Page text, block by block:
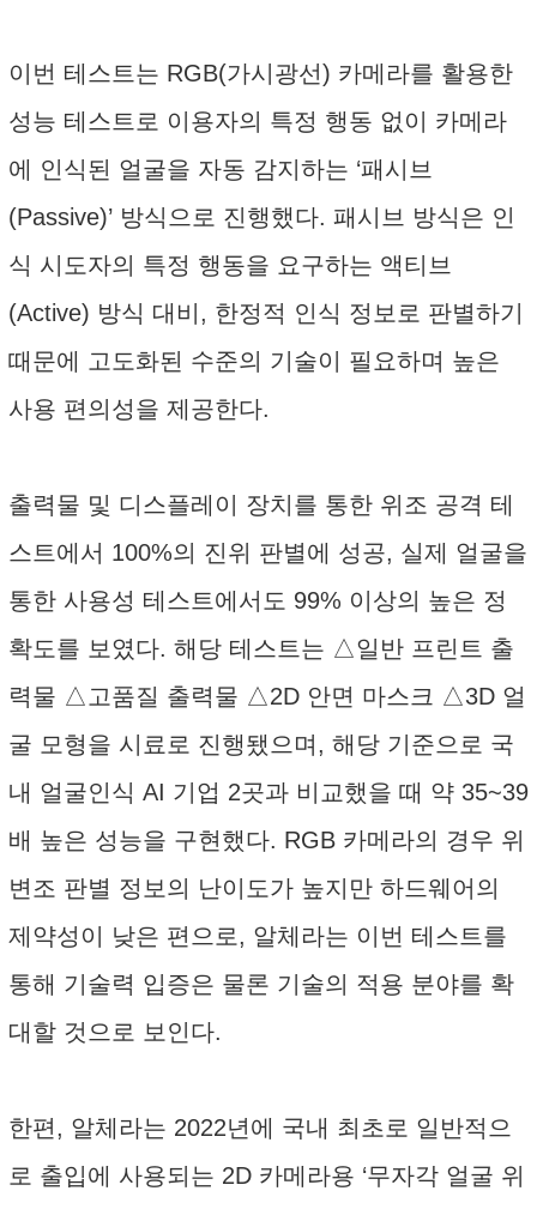
이번 테스트는 RGB(가시광선) 카메라를 활용한
성능 테스트로 이용자의 특정 행동 없이 카메라
에 인식된 얼굴을 자동 감지하는 ‘패시브
(Passive)’ 방식으로 진행했다. 패시브 방식은 인
식 시도자의 특정 행동을 요구하는 액티브
(Active) 방식 대비, 한정적 인식 정보로 판별하기
때문에 고도화된 수준의 기술이 필요하며 높은
사용 편의성을 제공한다.
출력물 및 디스플레이 장치를 통한 위조 공격 테
스트에서 100%의 진위 판별에 성공, 실제 얼굴을
통한 사용성 테스트에서도 99% 이상의 높은 정
확도를 보였다. 해당 테스트는 △일반 프린트 출
력물 △고품질 출력물 △2D 안면 마스크 △3D 얼
굴 모형을 시료로 진행됐으며, 해당 기준으로 국
내 얼굴인식 AI 기업 2곳과 비교했을 때 약 35~39
배 높은 성능을 구현했다. RGB 카메라의 경우 위
변조 판별 정보의 난이도가 높지만 하드웨어의
제약성이 낮은 편으로, 알체라는 이번 테스트를
통해 기술력 입증은 물론 기술의 적용 분야를 확
대할 것으로 보인다.
한편, 알체라는 2022년에 국내 최초로 일반적으
로 출입에 사용되는 2D 카메라용 ‘무자각 얼굴 위